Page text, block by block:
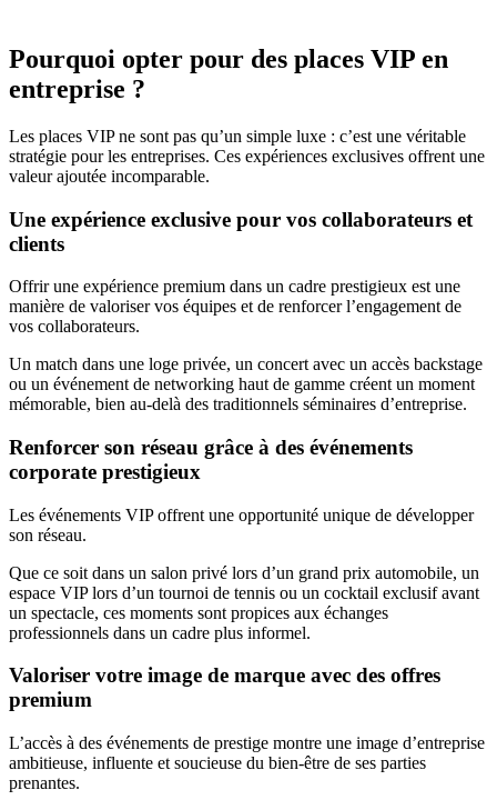
Pourquoi opter pour des places VIP en
entreprise ?
Les places VIP ne sont pas qu’un simple luxe : c’est une véritable
stratégie pour les entreprises. Ces expériences exclusives offrent une
valeur ajoutée incomparable.
Une expérience exclusive pour vos collaborateurs et
clients
Offrir une expérience premium dans un cadre prestigieux est une
manière de valoriser vos équipes et de renforcer l’engagement de
vos collaborateurs.
Un match dans une loge privée, un concert avec un accès backstage
ou un événement de networking haut de gamme créent un moment
mémorable, bien au-delà des traditionnels séminaires d’entreprise.
Renforcer son réseau grâce à des événements
corporate prestigieux
Les événements VIP offrent une opportunité unique de développer
son réseau.
Que ce soit dans un salon privé lors d’un grand prix automobile, un
espace VIP lors d’un tournoi de tennis ou un cocktail exclusif avant
un spectacle, ces moments sont propices aux échanges
professionnels dans un cadre plus informel.
Valoriser votre image de marque avec des offres
premium
L’accès à des événements de prestige montre une image d’entreprise
ambitieuse, influente et soucieuse du bien-être de ses parties
prenantes.